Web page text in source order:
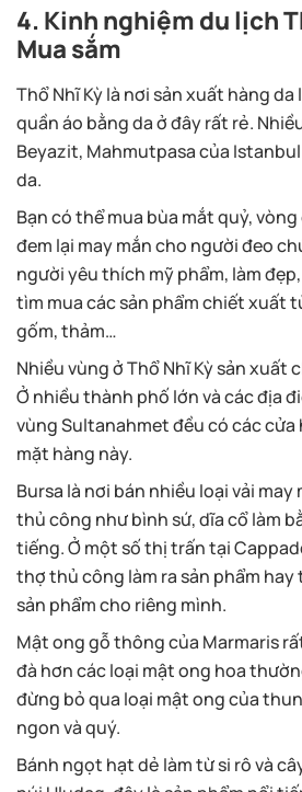
Mua sắm
Thổ Nhĩ Kỳ là nơi sản xuất hàng
quần áo bằng da ở đây rất rẻ.
Beyazit, Mahmutpasa của
da.
Bạn có thể mua bùa mắt quỷ, vòng
đem lại may mắn cho người đeo
người yêu thích mỹ phẩm, làm đẹp,
tìm mua các sản phẩm chiết xuất
gốm, thảm…
Nhiều vùng ở Thổ Nhĩ Kỳ sản xuất
Ở nhiều thành phố lớn và các địa
vùng Sultanahmet đều có các
mặt hàng này.
Bursa là nơi bán nhiều loại vải may
thủ công như bình sứ, dĩa cổ làm
tiếng. Ở một số thị trấn tại
thợ thủ công làm ra sản phẩm hay
sản phẩm cho riêng mình.
Mật ong gỗ thông của Marmaris
đà hơn các loại mật ong hoa
đừng bỏ qua loại mật ong của
ngon và quý.
núi Uludag, đây là sản phẩm nổi